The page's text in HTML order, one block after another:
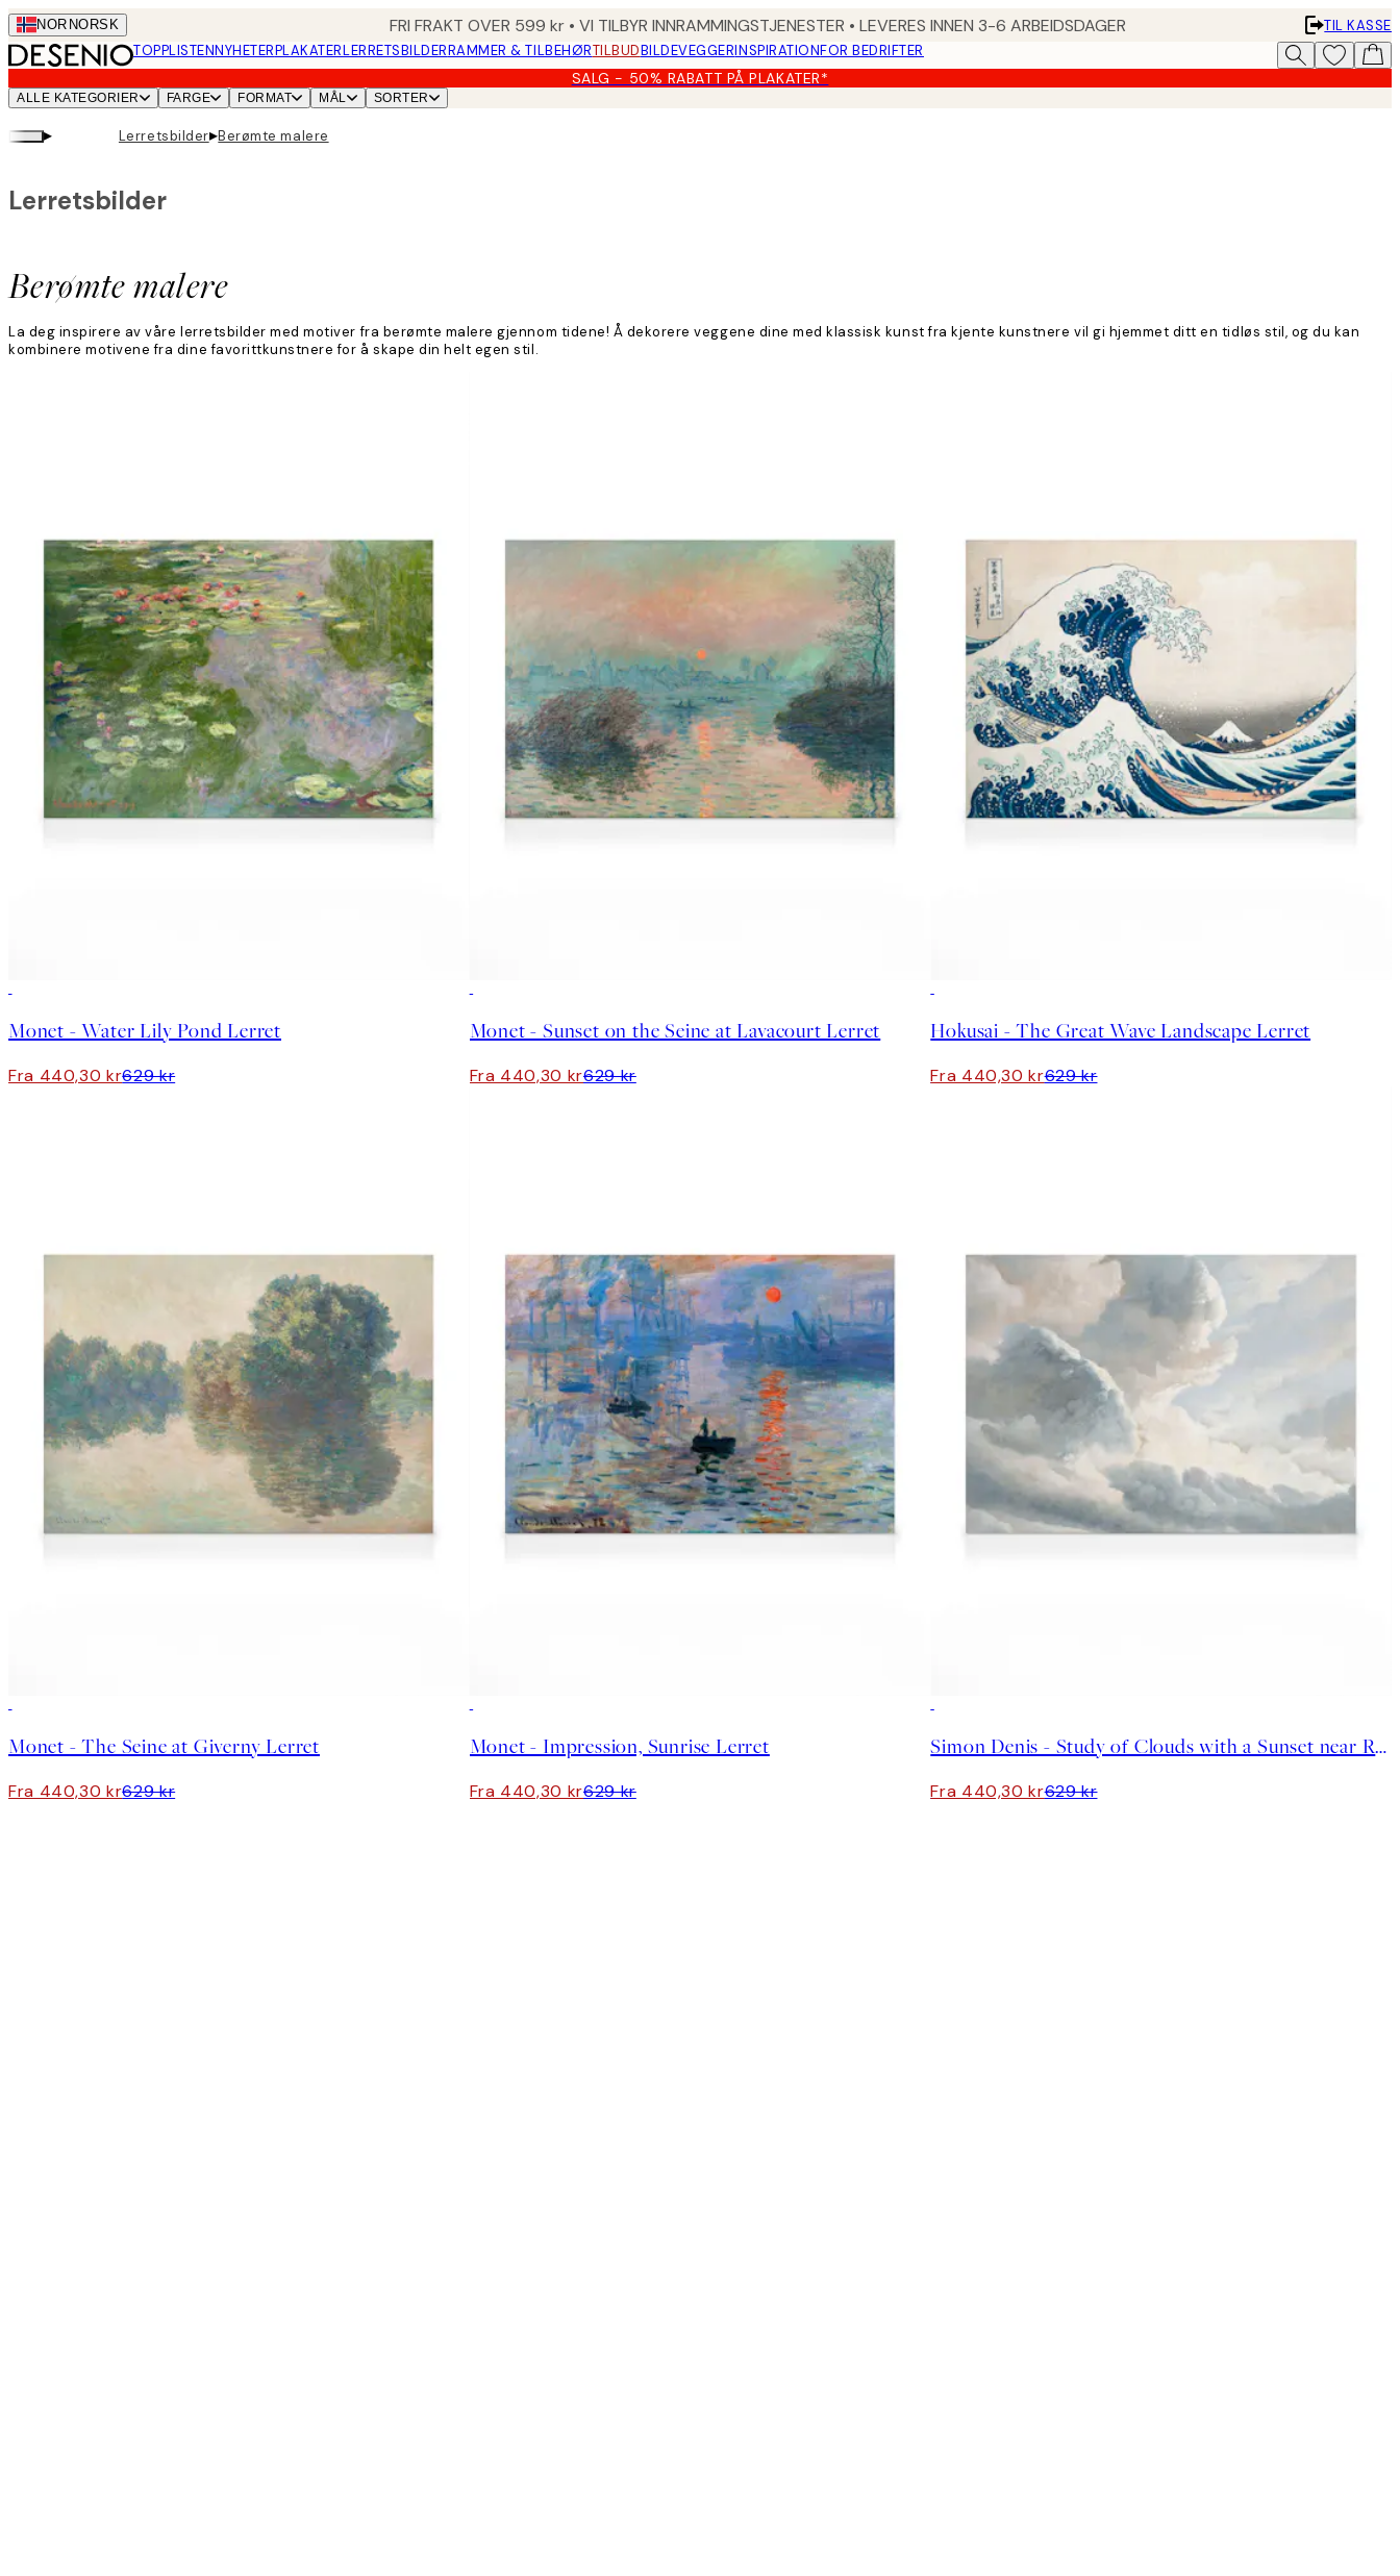
Skip
to
main
content.
NOR NORSK FRI FRAKT OVER 599 kr • VI TILBYR INNRAMMINGSTJENESTER • LEVERES INNEN 3-6 ARBEIDSDAGER
TIL KASSE
TOPPLISTENNYHETERPLAKATERLERRETSBILDERRAMMER & TILBEHØRTILBUDBILDEVEGGERINSPIRATIONFOR BEDRIFTER
SALG - 50% RABATT PÅ PLAKATER*
ALLE KATEGORIER FARGE FORMAT MÅL SORTER
▸ Lerretsbilder▸Berømte malere
Berømte malere
Lerretsbilder
La deg inspirere av våre lerretsbilder med motiver fra berømte malere gjennom tidene! Å dekorere veggene dine med klassisk kunst fra kjente kunstnere vil gi hjemmet ditt en tidløs stil, og du kan
kombinere motivene fra dine favorittkunstnere for å skape din helt egen stil.
Monet - Water Lily Pond Lerret
Fra 440,30 kr629 kr
Monet - Sunset on the Seine at Lavacourt Lerret
Fra 440,30 kr629 kr
Hokusai - The Great Wave Landscape Lerret
Fra 440,30 kr629 kr
Monet - The Seine at Giverny Lerret
Fra 440,30 kr629 kr
Monet - Impression, Sunrise Lerret
Fra 440,30 kr629 kr
Simon Denis - Study of Clouds with a Sunset near Rome Lerret
Fra 440,30 kr629 kr